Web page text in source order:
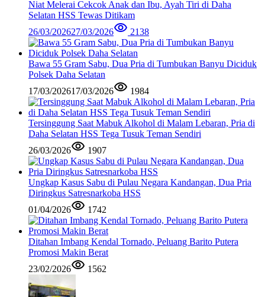
Niat Melerai Cekcok Anak dan Ibu, Ayah Tiri di Daha
Selatan HSS Tewas Ditikam
26/03/202627/03/2026 2138
Bawa 55 Gram Sabu, Dua Pria di Tumbukan Banyu Diciduk
Polsek Daha Selatan
17/03/202617/03/2026 1984
Tersinggung Saat Mabuk Alkohol di Malam Lebaran, Pria di
Daha Selatan HSS Tega Tusuk Teman Sendiri
26/03/2026
1907
Ungkap Kasus Sabu di Pulau Negara Kandangan, Dua Pria
Diringkus Satresnarkoba HSS
01/04/2026
1742
Ditahan Imbang Kendal Tornado, Peluang Barito Putera
Promosi Makin Berat
23/02/2026
1562